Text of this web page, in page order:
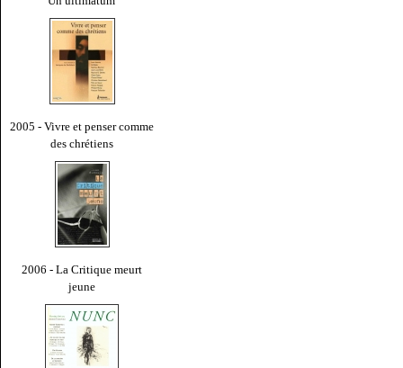
2005 - Vivre et penser comme
des chrétiens
2006 - La Critique meurt
jeune